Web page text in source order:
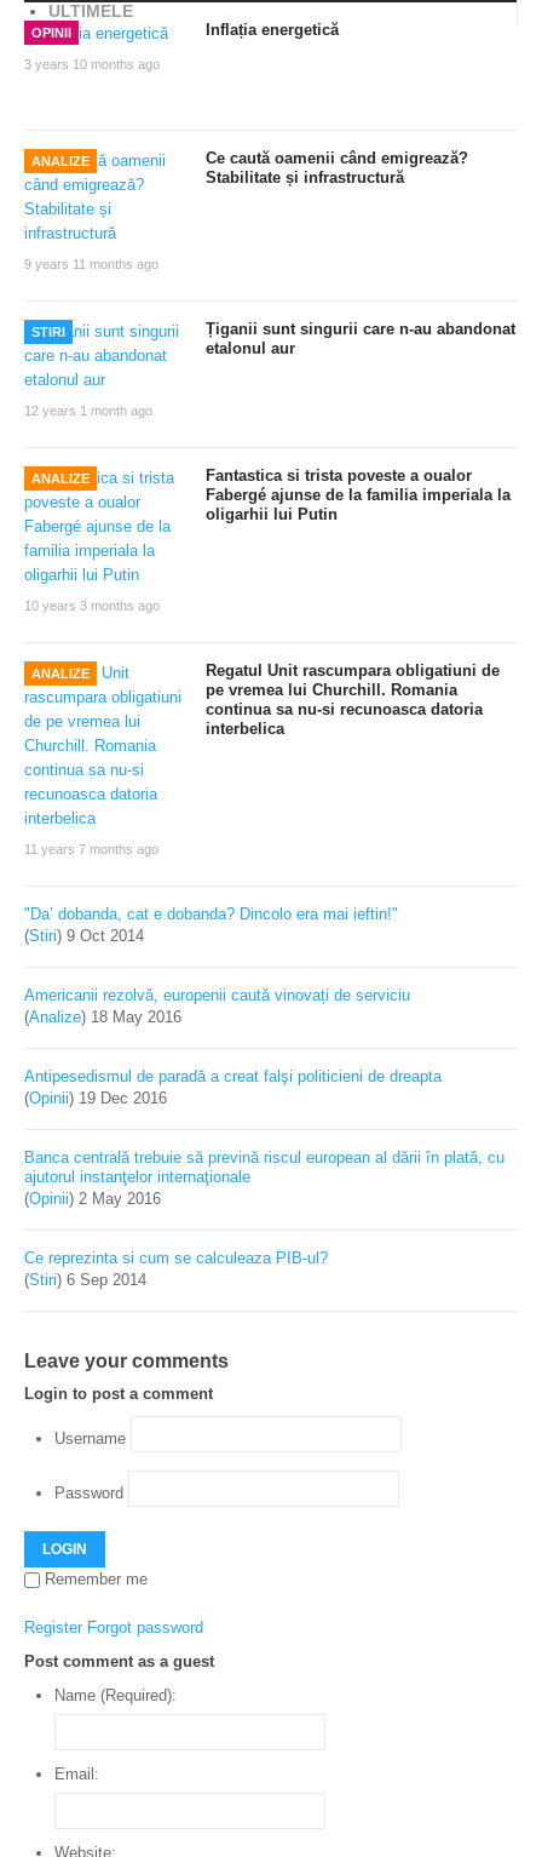
ULTIMELE
OPINII
3 years 10 months ago
Inflația energetică
ANALIZE
9 years 11 months ago
Ce caută oamenii când emigrează?
Stabilitate și infrastructură
STIRI
12 years 1 month ago
Țiganii sunt singurii care n-au abandonat
etalonul aur
ANALIZE
10 years 3 months ago
Fantastica si trista poveste a oualor
Fabergé ajunse de la familia imperiala la
oligarhii lui Putin
ANALIZE
11 years 7 months ago
Regatul Unit rascumpara obligatiuni de
pe vremea lui Churchill. Romania
continua sa nu-si recunoasca datoria
interbelica
"Da’ dobanda, cat e dobanda? Dincolo era mai ieftin!"
(Stiri) 9 Oct 2014
Americanii rezolvă, europenii caută vinovați de serviciu
(Analize) 18 May 2016
Antipesedismul de paradă a creat falşi politicieni de dreapta
(Opinii) 19 Dec 2016
Banca centrală trebuie să prevină riscul european al dării în plată, cu
ajutorul instanţelor internaţionale
(Opinii) 2 May 2016
Ce reprezinta si cum se calculeaza PIB-ul?
(Stiri) 6 Sep 2014
Leave your comments
Login to post a comment
Username
Password
LOGIN
Remember me
Register Forgot password
Post comment as a guest
Name (Required):
Email:
Website: